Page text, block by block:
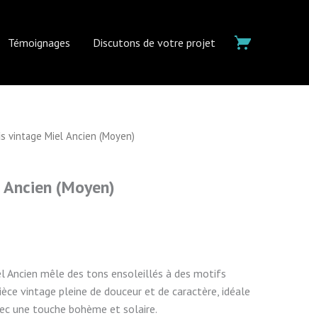
Témoignages Discutons de votre projet
vintage Miel Ancien (Moyen)
(Moyen)
Ancien mêle des tons ensoleillés à des motifs
vintage pleine de douceur et de caractère, idéale
une touche bohème et solaire.